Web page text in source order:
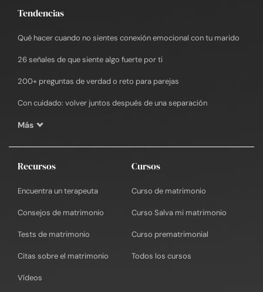
Tendencias
Qué hacer cuando no sientes conexión emocional con tu marido
26 señales de que siente algo fuerte por ti
200+ preguntas de verdad o reto para parejas
Con cuidado: volver juntos después de una separación
Más
Recursos
Encuentra un terapeuta
Consejos de matrimonio
Tests de matrimonio
Citas sobre el matrimonio
Vídeos
Cursos
Curso de matrimonio
Curso Salva mi matrimonio
Curso prematrimonial
Todos los cursos